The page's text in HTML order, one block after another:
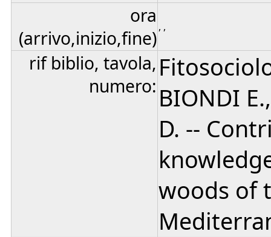
ora
(arrivo,inizio,fine), ,
rif biblio, tavola,
numero: BIONDI
D. --
woods of